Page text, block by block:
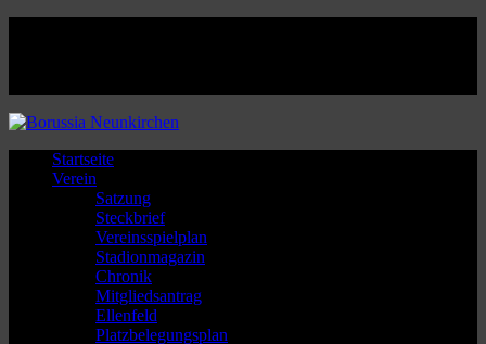
Startseite
Verein
Satzung
Steckbrief
Vereinsspielplan
Stadionmagazin
Chronik
Mitgliedsantrag
Ellenfeld
Platzbelegungsplan